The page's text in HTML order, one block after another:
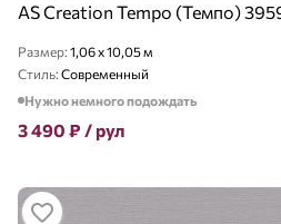
AS Creation Tempo (Темпо)
Размер: 1,06 x 10,05 м
Стиль: Современный
Нужно немного подождать
3 490 ₽ / рул